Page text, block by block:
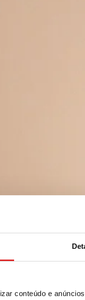
conteúdo e